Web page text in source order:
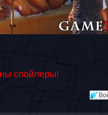
спойлеры!